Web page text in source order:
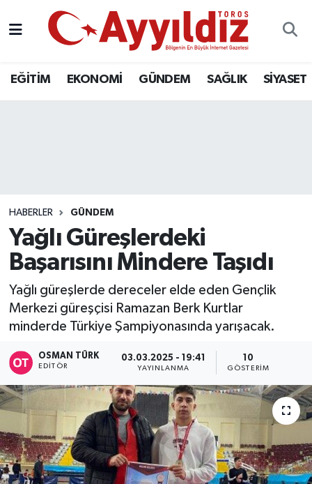
EĞİTİM EKONOMİ GÜNDEM SAĞLIK SİYASET
HABERLER GÜNDEM
Yağlı Güreşlerdeki
Başarısını Mindere Taşıdı
Yağlı güreşlerde dereceler elde eden Gençlik
Merkezi güreşçisi Ramazan Berk Kurtlar
minderde Türkiye Şampiyonasında yarışacak.
OSMAN TÜRK
EDITÖR
03.03.2025 - 19:41
YAYINLANMA
10
GÖSTERIM